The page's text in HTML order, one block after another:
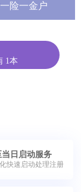
险一金户
1本
当日启动服务
快速启动处理注册